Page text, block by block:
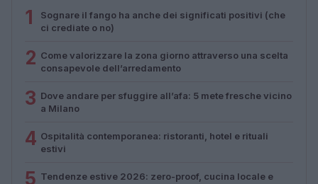
1
Sognare il fango ha anche dei significati positivi (che
ci crediate o no)
2 Come valorizzare la zona giorno attraverso una scelta
consapevole dell’arredamento
3 Dove andare per sfuggire all’afa: 5 mete fresche vicino
a Milano
4 Ospitalità contemporanea: ristoranti, hotel e rituali
estivi
5 Tendenze estive 2026: zero-proof, cucina locale e